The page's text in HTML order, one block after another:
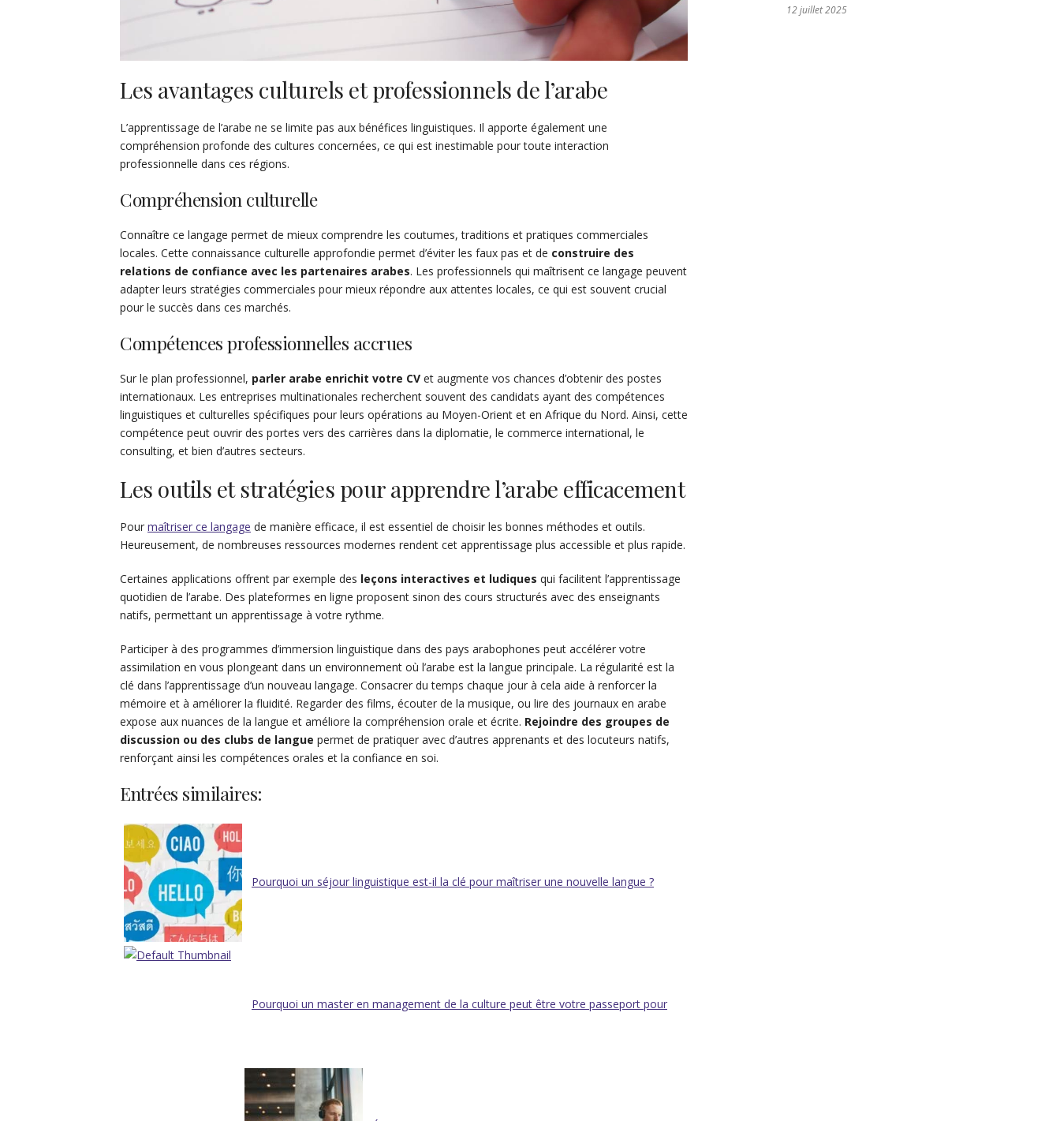
Les avantages culturels et professionnels de l’arabe
L’apprentissage de l’arabe ne se limite pas aux bénéfices linguistiques. Il apporte également une
compréhension profonde des cultures concernées, ce qui est inestimable pour toute interaction
professionnelle dans ces régions.
Compréhension culturelle
Connaître ce langage permet de mieux comprendre les coutumes, traditions et pratiques commerciales
locales. Cette connaissance culturelle approfondie permet d’éviter les faux pas et de construire des
relations de confiance avec les partenaires arabes. Les professionnels qui maîtrisent ce langage peuvent
adapter leurs stratégies commerciales pour mieux répondre aux attentes locales, ce qui est souvent crucial
pour le succès dans ces marchés.
Compétences professionnelles accrues
Sur le plan professionnel, parler arabe enrichit votre CV et augmente vos chances d’obtenir des postes
internationaux. Les entreprises multinationales recherchent souvent des candidats ayant des compétences
linguistiques et culturelles spécifiques pour leurs opérations au Moyen-Orient et en Afrique du Nord. Ainsi, cette
compétence peut ouvrir des portes vers des carrières dans la diplomatie, le commerce international, le
consulting, et bien d’autres secteurs.
Les outils et stratégies pour apprendre l’arabe efficacement
Pour maîtriser ce langage de manière efficace, il est essentiel de choisir les bonnes méthodes et outils.
Heureusement, de nombreuses ressources modernes rendent cet apprentissage plus accessible et plus rapide.
Certaines applications offrent par exemple des leçons interactives et ludiques qui facilitent l’apprentissage
quotidien de l’arabe. Des plateformes en ligne proposent sinon des cours structurés avec des enseignants
natifs, permettant un apprentissage à votre rythme.
Participer à des programmes d’immersion linguistique dans des pays arabophones peut accélérer votre
assimilation en vous plongeant dans un environnement où l’arabe est la langue principale. La régularité est la
clé dans l’apprentissage d’un nouveau langage. Consacrer du temps chaque jour à cela aide à renforcer la
mémoire et à améliorer la fluidité. Regarder des films, écouter de la musique, ou lire des journaux en arabe
expose aux nuances de la langue et améliore la compréhension orale et écrite. Rejoindre des groupes de
discussion ou des clubs de langue permet de pratiquer avec d’autres apprenants et des locuteurs natifs,
renforçant ainsi les compétences orales et la confiance en soi.
Entrées similaires:
Pourquoi un séjour linguistique est-il la clé pour maîtriser une nouvelle langue ?
Pourquoi un master en management de la culture peut être votre passeport pour
12 juillet 2025